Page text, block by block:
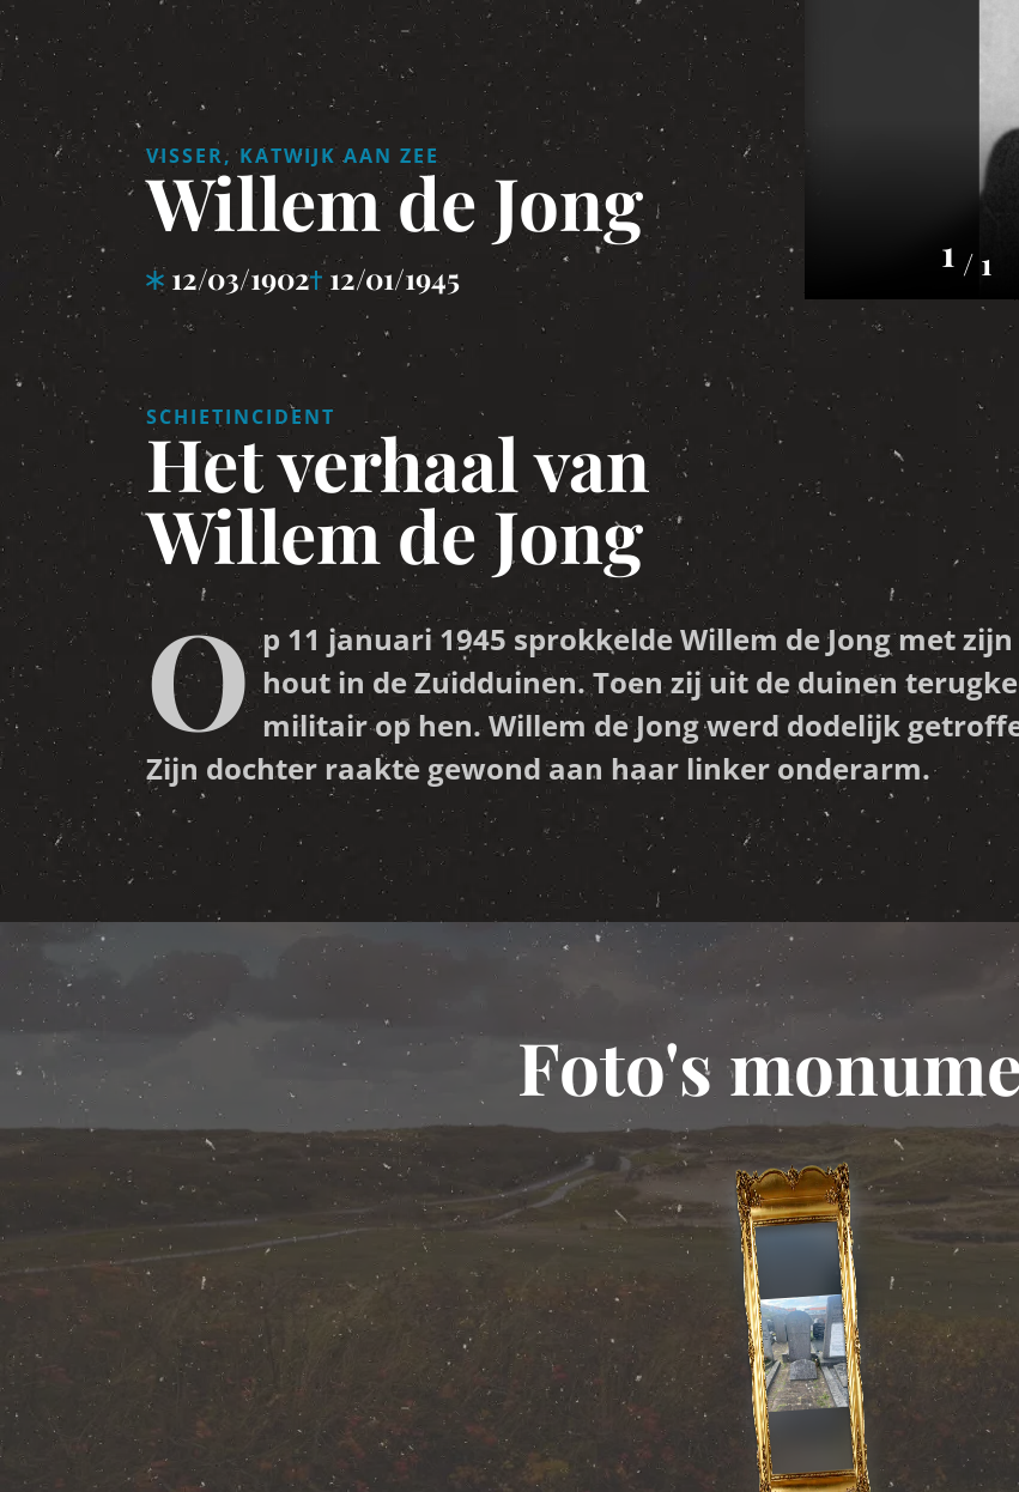
VISSER, KATWIJK AAN ZEE
Willem de Jong
12/03/1902 12/01/1945
1 / 1
SCHIETINCIDENT
Het verhaal van
Willem de Jong
O p 11 januari 1945 sprokkelde Willem de Jong met
hout in de Zuidduinen. Toen zij uit de duinen
militair op hen. Willem de Jong werd dodelijk
Zijn dochter raakte gewond aan haar linker onderarm.
Foto's